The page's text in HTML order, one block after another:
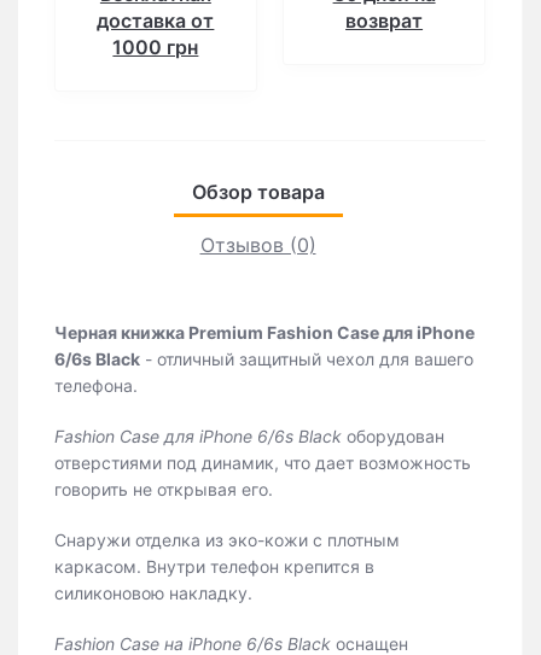
доставка от
1000 грн
возврат
Обзор товара
Отзывов (0)
Черная книжка Premium Fashion Case для iPhone
6/6s Black - отличный защитный чехол для вашего
телефона.
Fashion Case для iPhone 6/6s Black оборудован
отверстиями под динамик, что дает возможность
говорить не открывая его.
Снаружи отделка из эко-кожи с плотным
каркасом. Внутри телефон крепится в
силиконовою накладку.
Fashion Case на iPhone 6/6s Black оснащен